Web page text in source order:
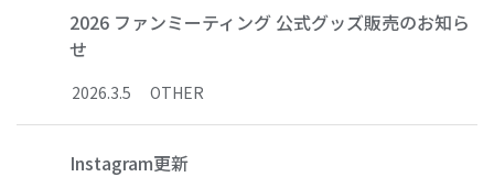
2026 ファンミーティング 公式グッズ販売のお知ら
せ
2026.3.5 OTHER
Instagram更新